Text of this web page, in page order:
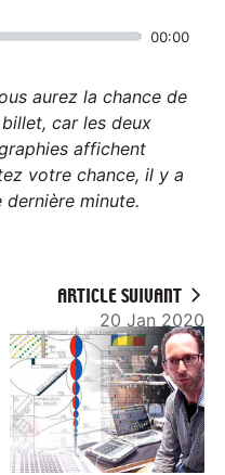
00:00
aurez la chance de
car les deux
affichent
votre chance, il y a
minute.
ARTICLE SUIVANT
20 Jan 2020